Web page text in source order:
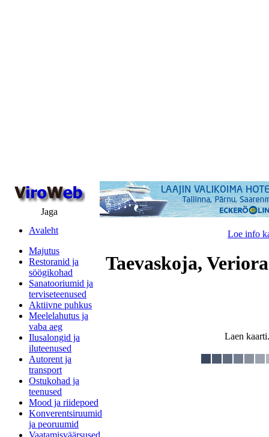
Jaga
Avaleht
Majutus
Restoranid ja
söögikohad
Sanatooriumid ja
terviseteenused
Aktiivne puhkus
Meelelahutus ja
vaba aeg
Ilusalongid ja
iluteenused
Autorent ja
transport
Ostukohad ja
teenused
Mood ja riidepoed
Konverentsiruumid
ja peoruumid
Vaatamisväärsused
Loe info
Taevaskoja,
Laen